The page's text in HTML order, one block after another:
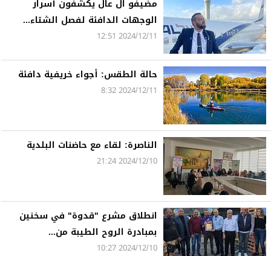
مضيفو ال عال يكشفون أسرار
الوجهات الدافئة لفصل الشتاء...
2024/12/11 12:51
حالة الطقس: أجواء خريفية دافئة
2024/12/11 8:32
الناصرة: لقاء مع حاضنات البلدية
2024/12/10 21:24
انطلاق مشرع "قدوة" في سخنين
بمبادرة الروح الطيبة من...
2024/12/10 10:27